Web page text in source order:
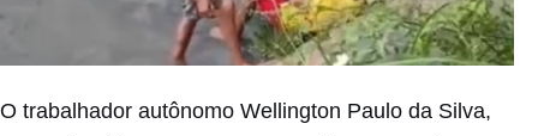
O trabalhador autônomo Wellington Paulo da Silva,